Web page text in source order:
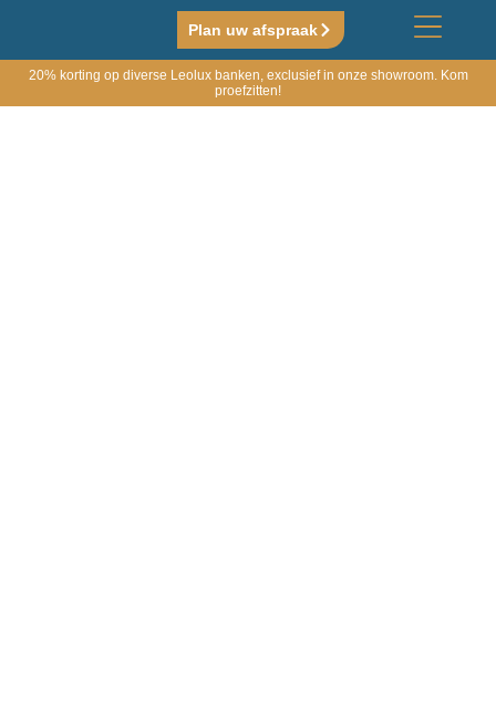
Plan uw afspraak
20% korting op diverse Leolux banken, exclusief in onze showroom. Kom
proefzitten!